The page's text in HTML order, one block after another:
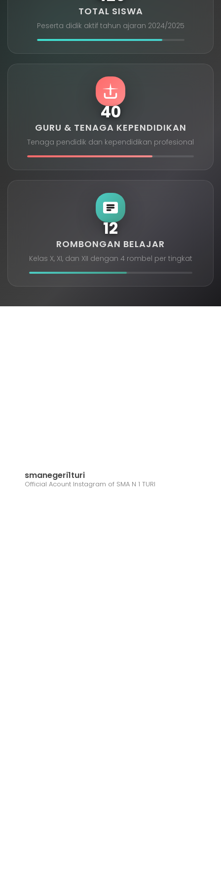
TOTAL SISWA
Peserta didik aktif tahun ajaran 2024/2025
40
GURU & TENAGA KEPENDIDIKAN
Tenaga pendidik dan kependidikan profesional
12
ROMBONGAN BELAJAR
Kelas X, XI, dan XII dengan 4 rombel per tingkat
smanegeri1turi
Official Acount Instagram of SMA N 1 TURI